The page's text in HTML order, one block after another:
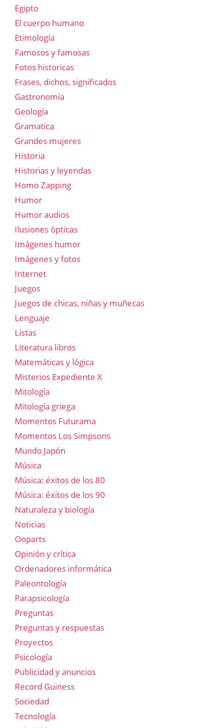
Egipto
El cuerpo humano
Etimología
Famosos y famosas
Fotos historicas
Frases, dichos, significados
Gastronomía
Geología
Gramatica
Grandes mujeres
Historia
Historias y leyendas
Homo Zapping
Humor
Humor audios
Ilusiones ópticas
Imágenes humor
Imágenes y fotos
Internet
Juegos
Juegos de chicas, niñas y muñecas
Lenguaje
Listas
Literatura libros
Matemáticas y lógica
Misterios Expediente X
Mitología
Mitología griega
Momentos Futurama
Momentos Los Simpsons
Mundo Japón
Música
Música: éxitos de los 80
Música: éxitos de los 90
Naturaleza y biología
Noticias
Ooparts
Opinión y crítica
Ordenadores informática
Paleontología
Parapsicología
Preguntas
Preguntas y respuestas
Proyectos
Psicología
Publicidad y anuncios
Record Guiness
Sociedad
Tecnología